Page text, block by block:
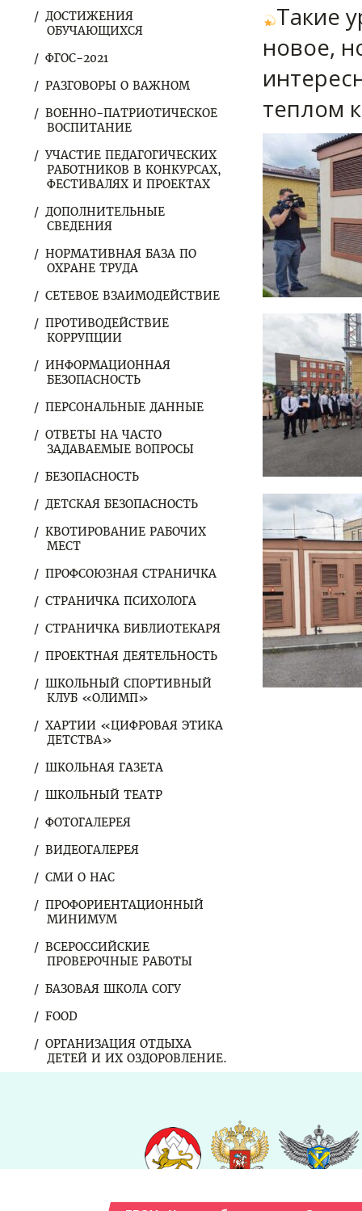
ДОСТИЖЕНИЯ
ОБУЧАЮЩИХСЯ
ФГОС-2021
РАЗГОВОРЫ О ВАЖНОМ
ВОЕННО-ПАТРИОТИЧЕСКОЕ
ВОСПИТАНИЕ
УЧАСТИЕ ПЕДАГОГИЧЕСКИХ
РАБОТНИКОВ В КОНКУРСАХ,
ФЕСТИВАЛЯХ И ПРОЕКТАХ
ДОПОЛНИТЕЛЬНЫЕ
СВЕДЕНИЯ
НОРМАТИВНАЯ БАЗА ПО
ОХРАНЕ ТРУДА
СЕТЕВОЕ ВЗАИМОДЕЙСТВИЕ
ПРОТИВОДЕЙСТВИЕ
КОРРУПЦИИ
ИНФОРМАЦИОННАЯ
БЕЗОПАСНОСТЬ
ПЕРСОНАЛЬНЫЕ ДАННЫЕ
ОТВЕТЫ НА ЧАСТО
ЗАДАВАЕМЫЕ ВОПРОСЫ
БЕЗОПАСНОСТЬ
ДЕТСКАЯ БЕЗОПАСНОСТЬ
КВОТИРОВАНИЕ РАБОЧИХ
МЕСТ
ПРОФСОЮЗНАЯ СТРАНИЧКА
СТРАНИЧКА ПСИХОЛОГА
СТРАНИЧКА БИБЛИОТЕКАРЯ
ПРОЕКТНАЯ ДЕЯТЕЛЬНОСТЬ
ШКОЛЬНЫЙ СПОРТИВНЫЙ
КЛУБ «ОЛИМП»
ХАРТИИ «ЦИФРОВАЯ ЭТИКА
ДЕТСТВА»
ШКОЛЬНАЯ ГАЗЕТА
ШКОЛЬНЫЙ ТЕАТР
ФОТОГАЛЕРЕЯ
ВИДЕОГАЛЕРЕЯ
СМИ О НАС
ПРОФОРИЕНТАЦИОННЫЙ
МИНИМУМ
ВСЕРОССИЙСКИЕ
ПРОВЕРОЧНЫЕ РАБОТЫ
БАЗОВАЯ ШКОЛА СОГУ
FOOD
ОРГАНИЗАЦИЯ ОТДЫХА
ДЕТЕЙ И ИХ ОЗДОРОВЛЕНИЕ.
Такие
новое,
теплом